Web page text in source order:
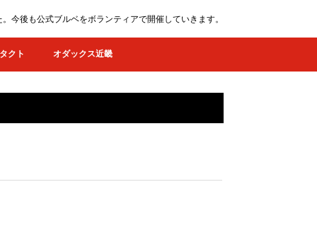
今後も公式ブルベをボランティアで開催していきます。
クト オダックス近畿